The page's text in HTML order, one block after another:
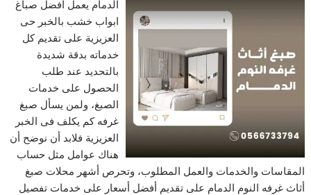
الدمام يعمل افضل صباغ
ابواب خشب بالخبر حى
العزيزية على تقديم كل
خدماته بدقة شديدة
بالتحديد عند طلب
الحصول على خدمات
الصبغ، ولمن يسأل صبغ
غرفه كم يكلف فى الخبر
العزيزية فلابد أن نوضح أن
هناك عوامل مثل حساب
المقاسات والخدمات والعمل المطلوب، وتحرص أشهر محلات صبغ
أثاث غرفه النوم الدمام على تقديم أفضل أسعار على خدمات تفصيل